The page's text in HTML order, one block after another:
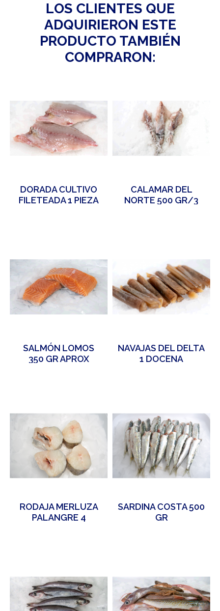
LOS CLIENTES QUE
ADQUIRIERON ESTE
PRODUCTO TAMBIÉN
COMPRARON:
DORADA CULTIVO
FILETEADA 1 PIEZA
CALAMAR DEL
NORTE 500 GR/3
SALMÓN LOMOS
350 GR APROX
NAVAJAS DEL DELTA
1 DOCENA
RODAJA MERLUZA
PALANGRE 4
SARDINA COSTA 500
GR